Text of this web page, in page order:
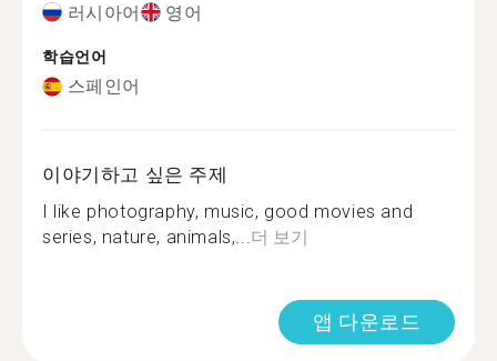
러시아어 영어
학습언어
스페인어
이야기하고 싶은 주제
I like photography, music, good movies and
series, nature, animals,...더 보기
앱 다운로드